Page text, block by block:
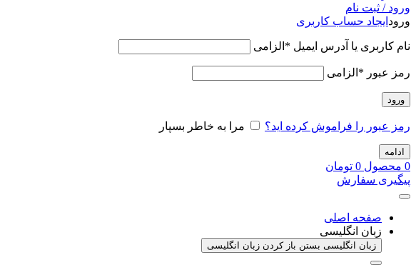
ورود / ثبت نام
ورود ایجاد حساب کاربری
نام کاربری یا آدرس ایمیل * الزامی
رمز عبور * الزامی
ورود
رمز عبور را فراموش کرده اید؟ مرا به خاطر بسپار
ادامه
0 محصول 0 تومان
پیگیری سفارش
صفحه اصلی
زبان انگلیسی
زبان انگلیسی بستن باز کردن زبان انگلیسی